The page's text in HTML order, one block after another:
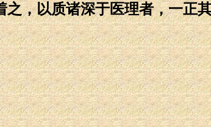
，以质诸深于医理者，一正